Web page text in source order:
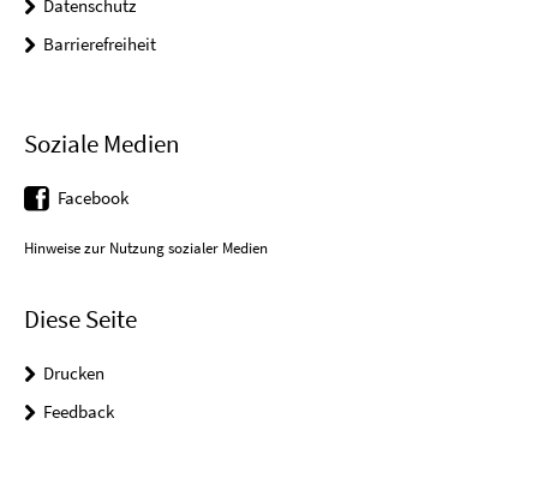
Datenschutz
Barrierefreiheit
Soziale Medien
Facebook
Hinweise zur Nutzung sozialer Medien
Diese Seite
Drucken
Feedback